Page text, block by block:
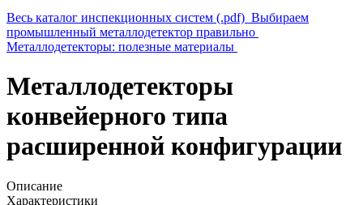
Весь каталог инспекционных систем (.pdf) Выбираем
промышленный металлодетектор правильно
Металлодетекторы: полезные материалы
Металлодетекторы
конвейерного типа
расширенной конфигурации
Описание
Характеристики